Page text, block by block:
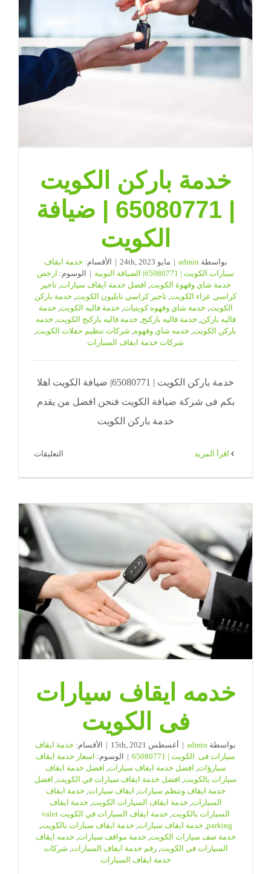
65080771
|
ضيافة
خدمة باركن الكويت
| 65080771 | ضيافة
الكويت
بواسطة admin
| مايو 24th, 2023 | الأقسام: خدمة ايقاف
سيارات الكويت | 65080771| الضيافة النوبية
| الوسوم: ارخص
خدمة شاي وقهوة الكويت افضل خدمة ايقاف سيارات ,تاجير
كراسي عزاء الكويت تاجير كراسي نابليون الكويت خدمة باركن
الكويت خدمة شاي وقهوه كويتيات خدمة فاليه الكويت خدمة
فاليه باركن خدمة فاليه باركنج خدمة فاليه باركنج الكويت خدمه
باركن الكويت خدمه شاي وقهوه شركات تنظيم حفلات الكويت
شركات خدمة ايقاف السيارات
خدمة باركن الكويت | 65080771| ضيافة الكويت اهلا
بكم فى شركة ضيافة الكويت فنحن افضل من يقدم
خدمة باركن الكويت
التعليقات
|
65080771
ضيافة
الكويت
خدمه ايقاف سيارات
فى الكويت
بواسطة admin
| أغسطس 15th, 2021 | الأقسام: خدمة ايقاف
سيارات فى الكويت | 65080771
| الوسوم: اسعار خدمة ايقاف
سيارؤات
افضل خدمة ايقاف سيارات
افضل خدمة ايقاف
سيارات بالكويت
افضل خدمة ايقاف سيارات في الكويت
افضل
خدمة ايقاف وتنظم سيارات
ايقاف سيارات خدمة ايقاف
السيارات خدمة ايقاف السيارات الكويت خدمة ايقاف
السيارات بالكويت
خدمة ايقاف السيارات في الكويت valet
parking خدمة ايقاف سيارات خدمة ايقاف سيارات بالكويت
خدمة صف سيارات الكويت خدمة مواقف سيارات خدمه ايقاف
السيارات في الكويت ,رقم خدمة ايقاف السيارات شركات
خدمة ايقاف السيارات